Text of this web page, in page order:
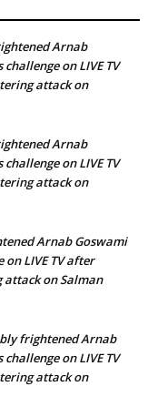
Arnab
on LIVE TV
attack on
Arnab
on LIVE TV
attack on
Arnab Goswami
on LIVE TV after
attack on Salman
frightened Arnab
on LIVE TV
attack on